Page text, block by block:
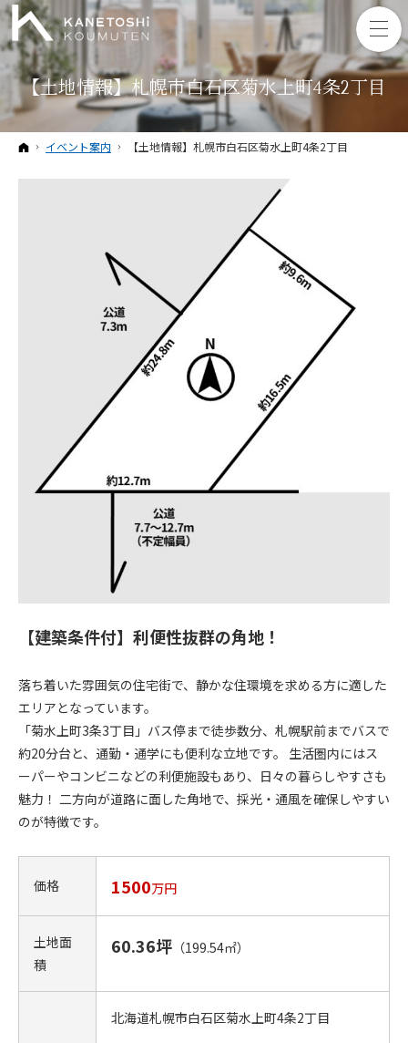
【土地情報】札幌市白石区菊水上町4条2丁目
ホーム
イベント案内 【土地情報】札幌市白石区菊水上町4条2丁目
【建築条件付】利便性抜群の角地！
落ち着いた雰囲気の住宅街で、静かな住環境を求める方に適した
エリアとなっています。
「菊水上町3条3丁目」バス停まで徒歩数分、札幌駅前までバスで
約20分台と、通勤・通学にも便利な立地です。 生活圏内にはス
ーパーやコンビニなどの利便施設もあり、日々の暮らしやすさも
魅力！ 二方向が道路に面した角地で、採光・通風を確保しやすい
のが特徴です。
価格 1500万円
土地面
積
60.36坪 （199.54㎡）
北海道札幌市白石区菊水上町4条2丁目